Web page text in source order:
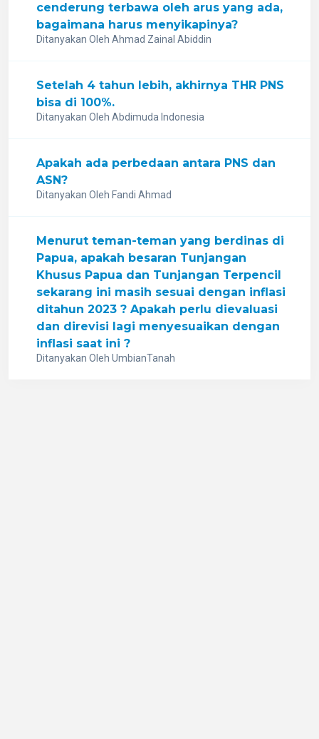
cenderung terbawa oleh arus yang ada,
bagaimana harus menyikapinya?
Ditanyakan Oleh Ahmad Zainal Abiddin
Setelah 4 tahun lebih, akhirnya THR PNS
bisa di 100%.
Ditanyakan Oleh Abdimuda Indonesia
Apakah ada perbedaan antara PNS dan
ASN?
Ditanyakan Oleh Fandi Ahmad
Menurut teman-teman yang berdinas di
Papua, apakah besaran Tunjangan
Khusus Papua dan Tunjangan Terpencil
sekarang ini masih sesuai dengan inflasi
ditahun 2023 ? Apakah perlu dievaluasi
dan direvisi lagi menyesuaikan dengan
inflasi saat ini ?
Ditanyakan Oleh UmbianTanah